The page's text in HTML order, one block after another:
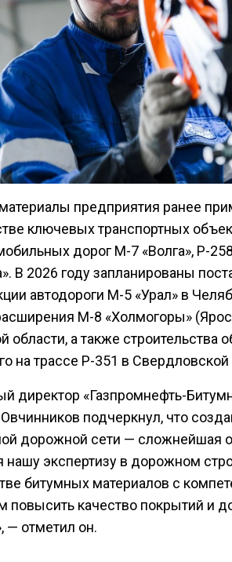
предприятия ранее
ключевых транспортных
дорог М-7 «Волга», Р-
В 2026 году запланированы
автодороги М-5 «Урал» в
М-8 «Холмогоры»
области, а также строительства
на трассе Р-351 в Свердловской
директор «Газпромнефть-
подчеркнул, что
дорожной сети — сложнейшая
экспертизу в дорожном
битумных материалов с
качество покрытий и
— отметил он.